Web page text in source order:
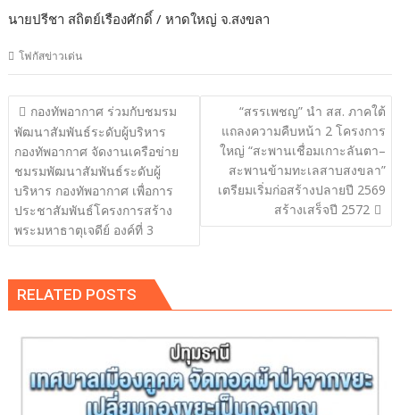
นายปรีชา สถิตย์เรืองศักดิ์ / หาดใหญ่ จ.สงขลา
โฟกัสข่าวเด่น
แนะแนว
เรื่อง
กองทัพอากาศ ร่วมกับชมรม
พัฒนาสัมพันธ์ระดับผู้บริหาร
กองทัพอากาศ จัดงานเครือข่าย
ชมรมพัฒนาสัมพันธ์ระดับผู้
บริหาร กองทัพอากาศ เพื่อการ
ประชาสัมพันธ์โครงการสร้าง
พระมหาธาตุเจดีย์ องค์ที่ 3
“สรรเพชญ” นำ สส. ภาคใต้
แถลงความคืบหน้า 2 โครงการ
ใหญ่ “สะพานเชื่อมเกาะลันตา–
สะพานข้ามทะเลสาบสงขลา”
เตรียมเริ่มก่อสร้างปลายปี 2569
สร้างเสร็จปี 2572
RELATED POSTS